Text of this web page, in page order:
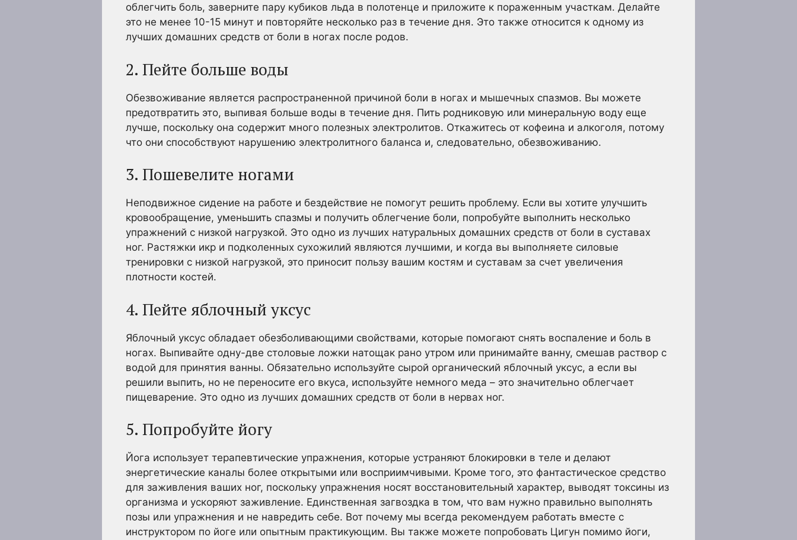
облегчить боль, заверните пару кубиков льда в полотенце и приложите к пораженным участкам. Делайте
это не менее 10-15 минут и повторяйте несколько раз в течение дня. Это также относится к одному из
лучших домашних средств от боли в ногах после родов.
2. Пейте больше воды
Обезвоживание является распространенной причиной боли в ногах и мышечных спазмов. Вы можете
предотвратить это, выпивая больше воды в течение дня. Пить родниковую или минеральную воду еще
лучше, поскольку она содержит много полезных электролитов. Откажитесь от кофеина и алкоголя, потому
что они способствуют нарушению электролитного баланса и, следовательно, обезвоживанию.
3. Пошевелите ногами
Неподвижное сидение на работе и бездействие не помогут решить проблему. Если вы хотите улучшить
кровообращение, уменьшить спазмы и получить облегчение боли, попробуйте выполнить несколько
упражнений с низкой нагрузкой. Это одно из лучших натуральных домашних средств от боли в суставах
ног. Растяжки икр и подколенных сухожилий являются лучшими, и когда вы выполняете силовые
тренировки с низкой нагрузкой, это приносит пользу вашим костям и суставам за счет увеличения
плотности костей.
4. Пейте яблочный уксус
Яблочный уксус обладает обезболивающими свойствами, которые помогают снять воспаление и боль в
ногах. Выпивайте одну-две столовые ложки натощак рано утром или принимайте ванну, смешав раствор с
водой для принятия ванны. Обязательно используйте сырой органический яблочный уксус, а если вы
решили выпить, но не переносите его вкуса, используйте немного меда – это значительно облегчает
пищеварение. Это одно из лучших домашних средств от боли в нервах ног.
5. Попробуйте йогу
Йога использует терапевтические упражнения, которые устраняют блокировки в теле и делают
энергетические каналы более открытыми или восприимчивыми. Кроме того, это фантастическое средство
для заживления ваших ног, поскольку упражнения носят восстановительный характер, выводят токсины из
организма и ускоряют заживление. Единственная загвоздка в том, что вам нужно правильно выполнять
позы или упражнения и не навредить себе. Вот почему мы всегда рекомендуем работать вместе с
инструктором по йоге или опытным практикующим. Вы также можете попробовать Цигун помимо йоги,